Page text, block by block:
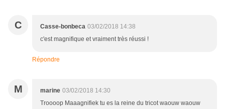
C Casse-bonbeca 03/02/2018 14:38
c'est magnifique et vraiment très réussi !
Répondre
M marine 03/02/2018 14:30
Troooop Maaagnifiek tu es la reine du tricot waouw waouw